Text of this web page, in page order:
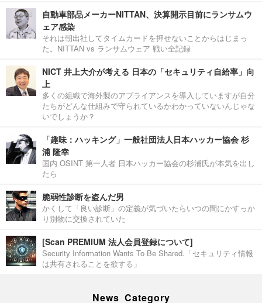
自動車部品メーカーNITTAN、決算開示目前にランサムウ
ェア感染
それは朝出社してタイムカードを押せないことからはじまっ
た。NITTAN vs ランサムウェア 戦い全記録
NICT 井上大介が考える 日本の「セキュリティ自給率」向
上
多くの組織で海外製のアプライアンスを導入していますが自分
たちがどんな仕組みで守られているかわかっていないんじゃな
いでしょうか？
「趣味：ハッキング」一般社団法人日本ハッカー協会 杉
浦 隆幸
国内 OSINT 第一人者 日本ハッカー協会の杉浦氏が本気を出し
たら
脆弱性診断を盗んだ男
かくして「良い診断」の定義が気づいたらいつの間にかすっか
り別物に交換されていた
[Scan PREMIUM 法人会員登録について]
Security Information Wants To Be Shared.「セキュリティ情報
は共有されることを欲する」
News Category